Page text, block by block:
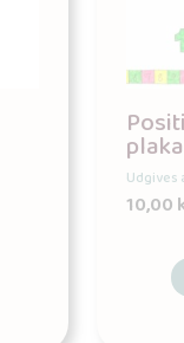
Udgives
10,00